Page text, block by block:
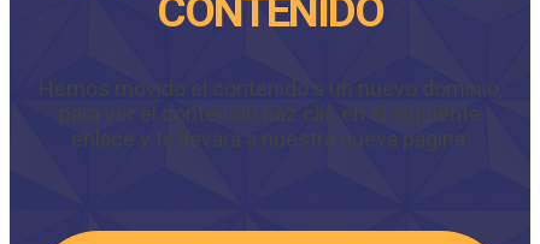
CONTENIDO
Hemos movido el contenido a un nuevo dominio,
para ver el contenido haz clic en el siguiente
enlace y te llevará a nuestra nueva página.